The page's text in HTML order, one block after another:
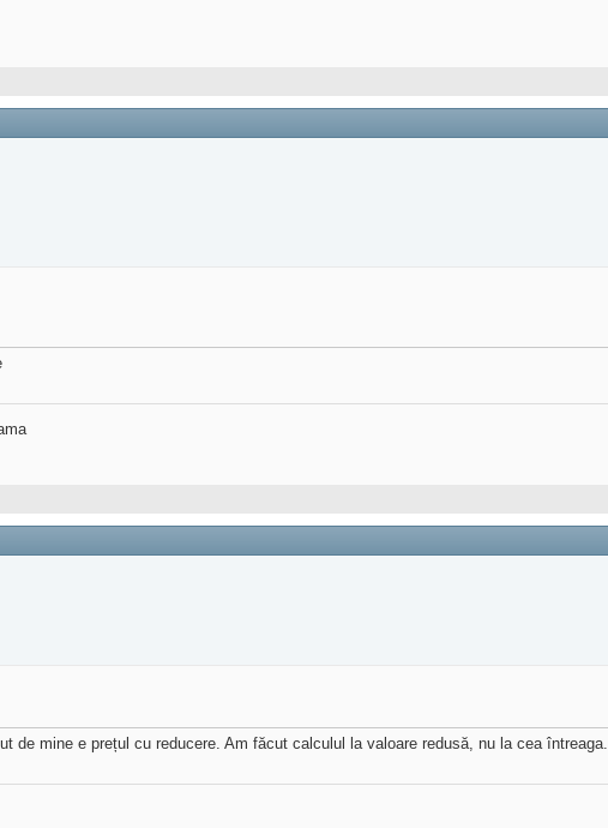
de mine e prețul cu reducere. Am făcut calculul la valoare redusă, nu la cea întreaga.